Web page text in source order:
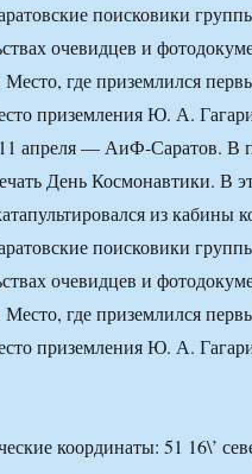
поисковики
очевидцев и
Место, где приземлился
приземления Ю. А.
апреля — АиФ-Саратов. В
День Космонавтики. В
из кабины
поисковики
очевидцев и
Место, где приземлился
приземления Ю. А.
координаты: 51 16\’